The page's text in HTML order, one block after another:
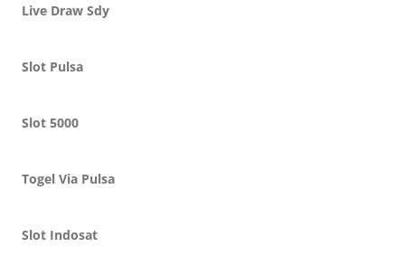
Live Draw Sdy
Slot Pulsa
Slot 5000
Togel Via Pulsa
Slot Indosat